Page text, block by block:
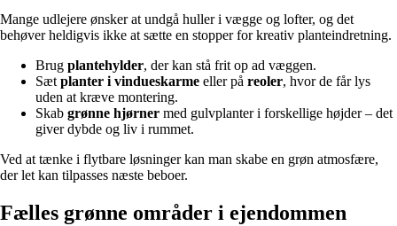
Mange udlejere ønsker at undgå huller i vægge og lofter, og det
behøver heldigvis ikke at sætte en stopper for kreativ planteindretning.
Brug plantehylder, der kan stå frit op ad væggen.
Sæt planter i vindueskarme eller på reoler, hvor de får lys
uden at kræve montering.
Skab grønne hjørner med gulvplanter i forskellige højder – det
giver dybde og liv i rummet.
Ved at tænke i flytbare løsninger kan man skabe en grøn atmosfære,
der let kan tilpasses næste beboer.
Fælles grønne områder i ejendommen